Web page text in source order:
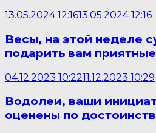
13.05.2024 12:1613.05.2024 12:16
Весы, на этой неделе
подарить вам
04.12.2023 10:2211.12.2023 10:29
Водолеи, ваши
оценены по